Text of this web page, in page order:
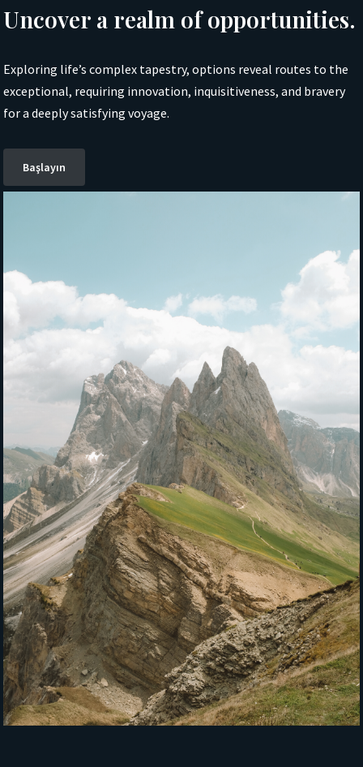
Uncover a realm of opportunities.
Exploring life’s complex tapestry, options reveal routes to the
exceptional, requiring innovation, inquisitiveness, and bravery
for a deeply satisfying voyage.
Başlayın